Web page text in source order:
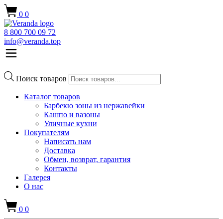
0 0
8 800 700 09 72
info@veranda.top
Поиск товаров
Каталог товаров
Барбекю зоны из нержавейки
Кашпо и вазоны
Уличные кухни
Покупателям
Написать нам
Доставка
Обмен, возврат, гарантия
Контакты
Галерея
О нас
0 0